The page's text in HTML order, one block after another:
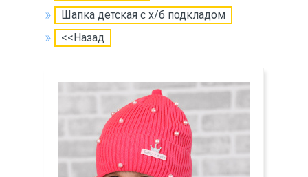
Шапка детская с х/б подкладом
<<Назад